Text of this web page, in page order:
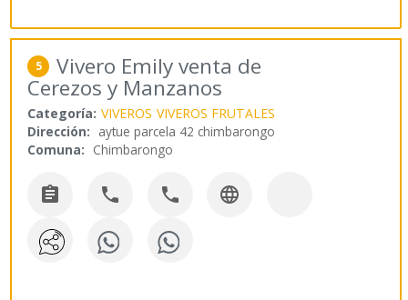
5 Vivero Emily venta de
Cerezos y Manzanos
Categoría: VIVEROS VIVEROS FRUTALES
Dirección: aytue parcela 42 chimbarongo
Comuna: Chimbarongo
   